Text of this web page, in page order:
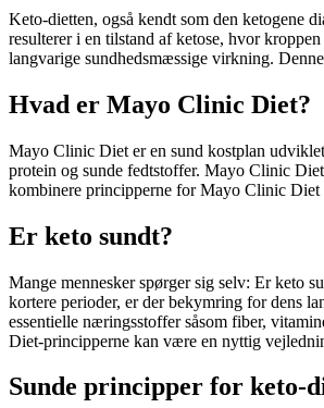
Keto-dietten, også kendt som den ketogene
resulterer i en tilstand af ketose, hvor
langvarige sundhedsmæssige virkning.
Hvad er Mayo Clinic Diet?
Mayo Clinic Diet er en sund kostplan
protein og sunde fedtstoffer. Mayo Clinic
kombinere principperne for Mayo Clinic
Er keto sundt?
Mange mennesker spørger sig selv: Er keto
kortere perioder, er der bekymring for dens
essentielle næringsstoffer såsom fiber,
Diet-principperne kan være en nyttig
Sunde principper for keto-